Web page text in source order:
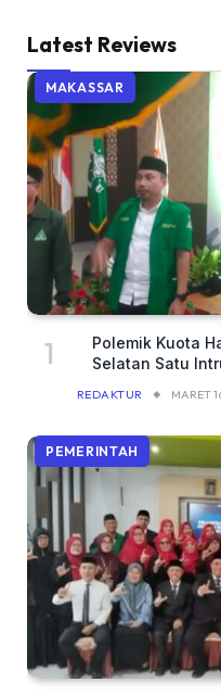
Latest Reviews
MAKASSAR
Polemik Kuota
Selatan Satu
REDAKTUR MARET
PEMERINTAH